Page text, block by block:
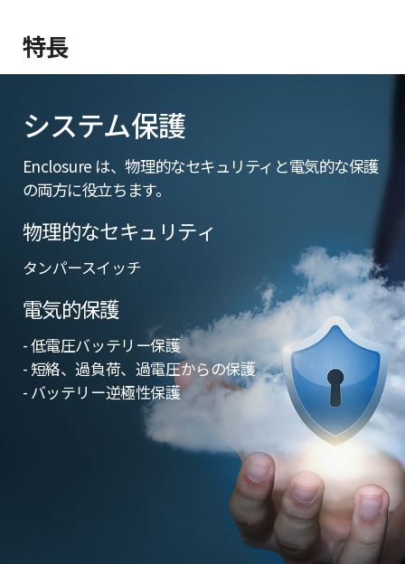
特長
システム保護
Enclosure は、物理的なセキュリティと電気的な保護
の両方に役立ちます。
物理的なセキュリティ
タンパースイッチ
電気的保護
- 低電圧バッテリー保護
- 短絡、過負荷、過電圧からの保護
- バッテリー逆極性保護